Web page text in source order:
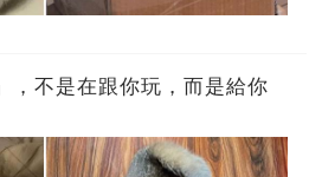
，不是在跟你玩，而是給你